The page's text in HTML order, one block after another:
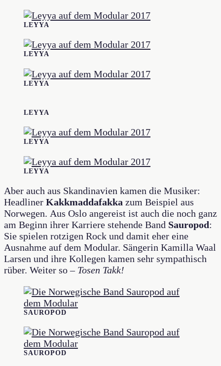
LEYYA
LEYYA
LEYYA
LEYYA
LEYYA
LEYYA
Aber auch aus Skandinavien kamen die Musiker:
Headliner Kakkmaddafakka zum Beispiel aus
Norwegen. Aus Oslo angereist ist auch die noch ganz
am Beginn ihrer Karriere stehende Band Sauropod:
Sie spielen rotzigen Rock und damit eher eine
Ausnahme auf dem Modular. Sängerin Kamilla Waal
Larsen und ihre Kollegen kamen sehr sympathisch
rüber. Weiter so – Tosen Takk!
SAUROPOD
SAUROPOD